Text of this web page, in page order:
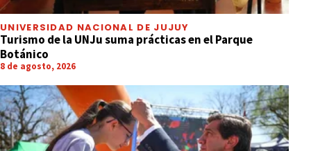
UNIVERSIDAD NACIONAL DE JUJUY
Turismo de la UNJu suma prácticas en el Parque
Botánico
8 de agosto, 2026